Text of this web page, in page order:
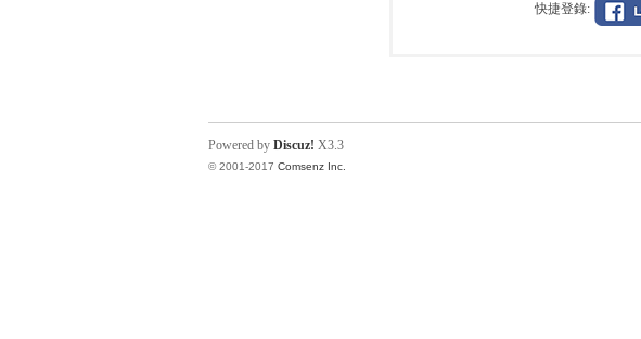
快捷登錄:
Powered by Discuz! X3.3
© 2001-2017 Comsenz Inc.